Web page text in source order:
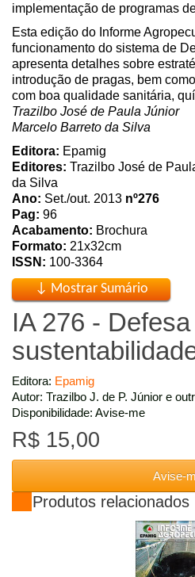
implementação de programas
Esta edição do Informe
funcionamento do sistema de
apresenta detalhes sobre
introdução de pragas, bem
com boa qualidade sanitária,
Trazilbo José de Paula Júnior
Marcelo Barreto da Silva
Editora: Epamig
Editores: Trazilbo José de
da Silva
Ano: Set./out. 2013 nº276
Pag: 96
Acabamento: Brochura
Formato: 21x32cm
ISSN: 100-3364
IA 276 -
Editora: Epamig
Autor: Trazilbo J. de P. Júnior e
Disponibilidade: Avise-me
R$ 15,00
Avise-
Produtos relacionados